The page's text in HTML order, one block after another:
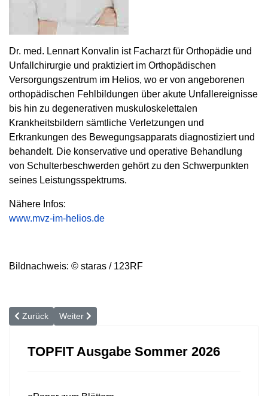
Dr. med. Lennart Konvalin ist Facharzt für Orthopädie und
Unfallchirurgie und praktiziert im Orthopädischen
Versorgungszentrum im Helios, wo er von angeborenen
orthopädischen Fehlbildungen über akute Unfallereignisse
bis hin zu degenerativen muskuloskelettalen
Krankheitsbildern sämtliche Verletzungen und
Erkrankungen des Bewegungsapparats diagnostiziert und
behandelt. Die konservative und operative Behandlung
von Schulterbeschwerden gehört zu den Schwerpunkten
seines Leistungsspektrums.
Nähere Infos:
www.mvz-im-helios.de
Bildnachweis: © staras / 123RF
Vorheriger Beitrag: Schultererkrankungen und -verletzungen -
Zurück Nächster Beitrag: »Kranke Hände beeinträchtigen die
Weiter
TOPFIT Ausgabe Sommer 2026